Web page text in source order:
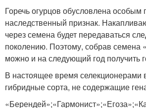
Горечь огурцов обусловлена особым
наследственный признак.
через семена будет передаваться
поколению. Поэтому, собрав семена
можно и на следующий год получить
В настоящее время селекционерами
гибридные сорта, не содержащие